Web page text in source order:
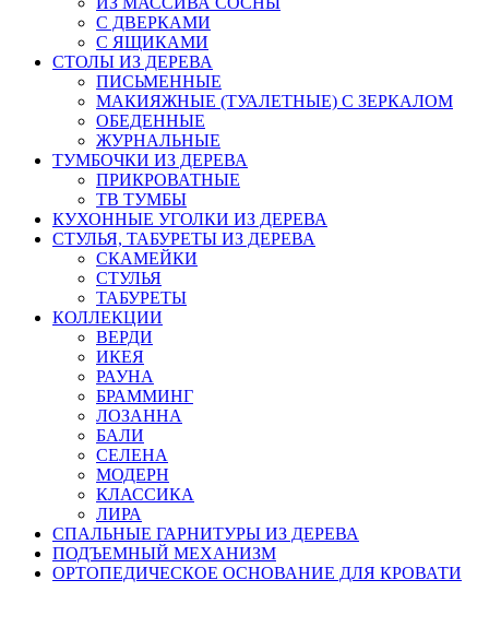
С ДВЕРКАМИ
С ЯЩИКАМИ
СТОЛЫ ИЗ ДЕРЕВА
ПИСЬМЕННЫЕ
МАКИЯЖНЫЕ (ТУАЛЕТНЫЕ) С ЗЕРКАЛОМ
ОБЕДЕННЫЕ
ЖУРНАЛЬНЫЕ
ТУМБОЧКИ ИЗ ДЕРЕВА
ПРИКРОВАТНЫЕ
ТВ ТУМБЫ
КУХОННЫЕ УГОЛКИ ИЗ ДЕРЕВА
СТУЛЬЯ, ТАБУРЕТЫ ИЗ ДЕРЕВА
СКАМЕЙКИ
СТУЛЬЯ
ТАБУРЕТЫ
КОЛЛЕКЦИИ
ВЕРДИ
ИКЕЯ
РАУНА
БРАММИНГ
ЛОЗАННА
БАЛИ
СЕЛЕНА
МОДЕРН
КЛАССИКА
ЛИРА
СПАЛЬНЫЕ ГАРНИТУРЫ ИЗ ДЕРЕВА
ПОДЪЕМНЫЙ МЕХАНИЗМ
ОРТОПЕДИЧЕСКОЕ ОСНОВАНИЕ ДЛЯ КРОВАТИ